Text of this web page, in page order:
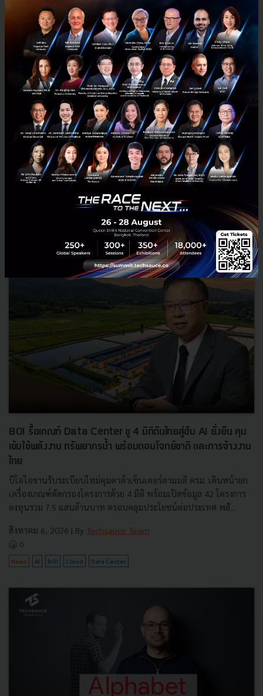
3 เรื่องที่ประเทศไทยต้อง Focus สร้างคน–นวัตกรรม–ปฏิรูป
ระบบราชการ เพื่อยกระดับขีดความสามารถประเทศ
นายอนุทิน ชาญวีรกูล นายกรัฐมนตรีและรัฐมนตรีว่าการกระทรวง
มหาดไทย กล่าวปาฐกถาพิเศษในหัวข้อ “ฝ่าวิกฤติ รับมือระเบียบโลก
ใหม่” ในงาน The INTANIA Forum...
เศรษฐกิจไทย
BOI รื้อเกณฑ์ Data Center ชู 4 มิติดันไทยสู่ฮับ AI ยั่งยืน คุม
เข้มใช้พลังงาน ทรัพยากรน้ำ พร้อมตอบโจทย์ชาติ และการจ้างงาน
ไทย
บีโอไอขานรับระเบียบใหม่คุมดาต้าเซ็นเตอร์ตามมติ ครม. เดินหน้ายก
เครื่องเกณฑ์คัดกรองโครงการด้วย 4 มิติ พร้อมเปิดข้อมูล 42 โครงการ
ลงทุนรวม 7.5 แสนล้านบาท ครอบคลุมประโยชน์ต่อประเทศ พลั...
สิงหาคม 6, 2026 | By Techsauce Team
0
News AI BOI Cloud Data Center